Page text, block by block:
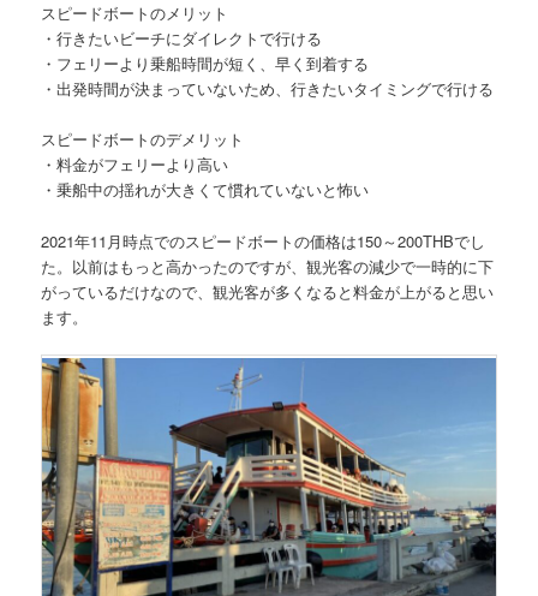
スピードボートのメリット
・行きたいビーチにダイレクトで行ける
・フェリーより乗船時間が短く、早く到着する
・出発時間が決まっていないため、行きたいタイミングで行ける
スピードボートのデメリット
・料金がフェリーより高い
・乗船中の揺れが大きくて慣れていないと怖い
2021年11月時点でのスピードボートの価格は150～200THBでし
た。以前はもっと高かったのですが、観光客の減少で一時的に下
がっているだけなので、観光客が多くなると料金が上がると思い
ます。